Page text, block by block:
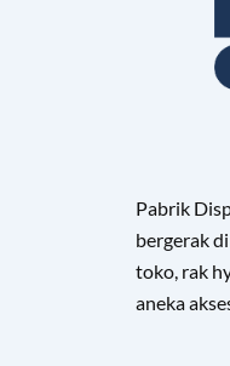
Pabrik
bergerak
toko, rak
aneka